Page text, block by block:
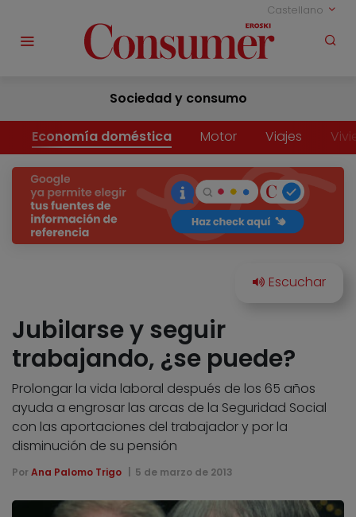
Castellano
Sociedad y consumo
Economía doméstica Motor Viajes
Jubilarse y seguir
trabajando, ¿se puede?
Prolongar la vida laboral después de los 65 años
ayuda a engrosar las arcas de la Seguridad Social
con las aportaciones del trabajador y por la
disminución de su pensión
Por Ana Palomo Trigo 5 de marzo de 2013